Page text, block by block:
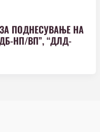
ПОДНЕСУВАЊЕ НА
НП/ВП”, “ДЛД-